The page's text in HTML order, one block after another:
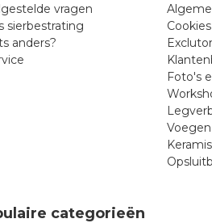
vragen
sierbestrating
anders?
Foto's
categorieën